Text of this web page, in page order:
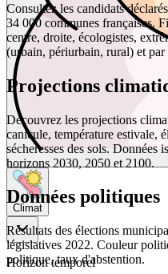
Climat
Horizon temporel
Consultez les candidats
34 000 communes françaises.
centre, droite, écologistes,
(urbain, périurbain, rural) et
Projections
Découvrez les projections
canicule, température estivale,
sécheresses des sols. Données
horizons 2030, 2050 et 2100.
Données politiques
Résultats des élections
législatives 2022. Couleur
politique, taux d'abstention.